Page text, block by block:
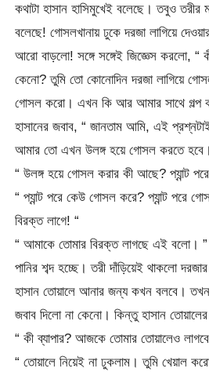
কথাটা হাসান হাসিমুখেই বলেছে। তবুও তরীর
বলেছে! গোসলখানায় ঢুকে দরজা লাগিয়ে
আরো বাড়লো! সঙ্গে সঙ্গেই জিজ্ঞেস করলো, “
কেনো? তুমি তো কোনোদিন দরজা লাগিয়ে
গোসল করো। এখন কি আর আমার সাথে গল্প
হাসানের জবাব, “ জানতাম আমি, এই
আমার তো এখন উলঙ্গ হয়ে গোসল করতে
“ উলঙ্গ হয়ে গোসল করার কী আছে? প্যান্ট
“ প্যান্ট পরে কেউ গোসল করে? প্যান্ট পরে
বিরক্ত লাগে! “
“ আমাকে তোমার বিরক্ত লাগছে এই বলো। ”
পানির শব্দ হচ্ছে। তরী দাঁড়িয়েই থাকলো
হাসান তোয়ালে আনার জন্য কখন বলবে। তখন
জবাব দিলো না কেনো। কিন্তু হাসান
“ কী ব্যাপার? আজকে তোমার তোয়ালেও
“ তোয়ালে নিয়েই না ঢুকলাম। তুমি খেয়াল